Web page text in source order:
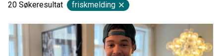
20 Søkeresultat friskmelding